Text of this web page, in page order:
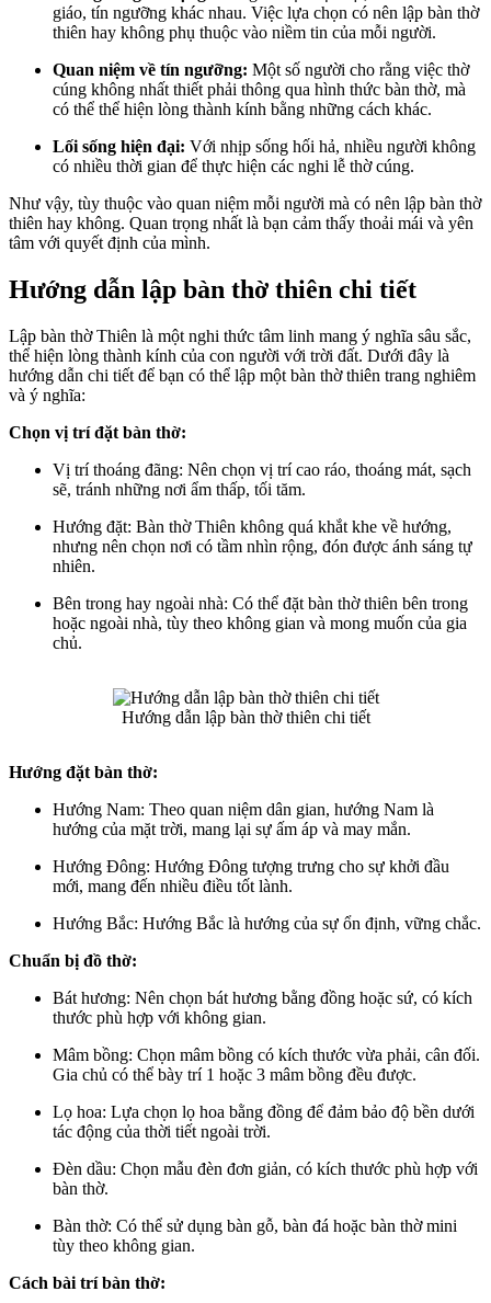
giáo, tín ngưỡng khác nhau. Việc lựa chọn có nên lập bàn thờ
thiên hay không phụ thuộc vào niềm tin của mỗi người.
Quan niệm về tín ngưỡng: Một số người cho rằng việc thờ
cúng không nhất thiết phải thông qua hình thức bàn thờ, mà
có thể thể hiện lòng thành kính bằng những cách khác.
Lối sống hiện đại: Với nhịp sống hối hả, nhiều người không
có nhiều thời gian để thực hiện các nghi lễ thờ cúng.
Như vậy, tùy thuộc vào quan niệm mỗi người mà có nên lập bàn thờ
thiên hay không. Quan trọng nhất là bạn cảm thấy thoải mái và yên
tâm với quyết định của mình.
Hướng dẫn lập bàn thờ thiên chi tiết
Lập bàn thờ Thiên là một nghi thức tâm linh mang ý nghĩa sâu sắc,
thể hiện lòng thành kính của con người với trời đất. Dưới đây là
hướng dẫn chi tiết để bạn có thể lập một bàn thờ thiên trang nghiêm
và ý nghĩa:
Chọn vị trí đặt bàn thờ:
Vị trí thoáng đãng: Nên chọn vị trí cao ráo, thoáng mát, sạch
sẽ, tránh những nơi ẩm thấp, tối tăm.
Hướng đặt: Bàn thờ Thiên không quá khắt khe về hướng,
nhưng nên chọn nơi có tầm nhìn rộng, đón được ánh sáng tự
nhiên.
Bên trong hay ngoài nhà: Có thể đặt bàn thờ thiên bên trong
hoặc ngoài nhà, tùy theo không gian và mong muốn của gia
chủ.
Hướng dẫn lập bàn thờ thiên chi tiết
Hướng đặt bàn thờ:
Hướng Nam: Theo quan niệm dân gian, hướng Nam là
hướng của mặt trời, mang lại sự ấm áp và may mắn.
Hướng Đông: Hướng Đông tượng trưng cho sự khởi đầu
mới, mang đến nhiều điều tốt lành.
Hướng Bắc: Hướng Bắc là hướng của sự ổn định, vững chắc.
Chuẩn bị đồ thờ:
Bát hương: Nên chọn bát hương bằng đồng hoặc sứ, có kích
thước phù hợp với không gian.
Mâm bồng: Chọn mâm bồng có kích thước vừa phải, cân đối.
Gia chủ có thể bày trí 1 hoặc 3 mâm bồng đều được.
Lọ hoa: Lựa chọn lọ hoa bằng đồng để đảm bảo độ bền dưới
tác động của thời tiết ngoài trời.
Đèn dầu: Chọn mẫu đèn đơn giản, có kích thước phù hợp với
bàn thờ.
Bàn thờ: Có thể sử dụng bàn gỗ, bàn đá hoặc bàn thờ mini
tùy theo không gian.
Cách bài trí bàn thờ: